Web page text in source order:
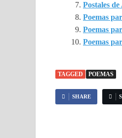
Postales
Poemas
Poemas
Poemas
TAGGED POEMAS
SHARE